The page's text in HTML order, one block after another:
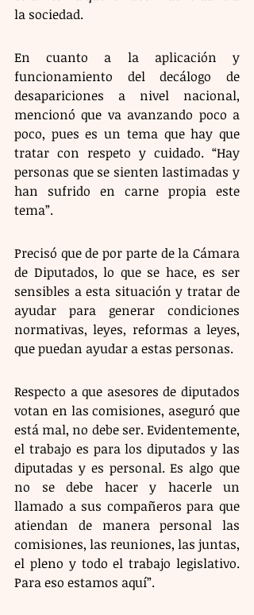
la sociedad.
En cuanto a la aplicación y
funcionamiento del decálogo de
desapariciones a nivel nacional,
mencionó que va avanzando poco a
poco, pues es un tema que hay que
tratar con respeto y cuidado. “Hay
personas que se sienten lastimadas y
han sufrido en carne propia este
tema”.
Precisó que de por parte de la Cámara
de Diputados, lo que se hace, es ser
sensibles a esta situación y tratar de
ayudar para generar condiciones
normativas, leyes, reformas a leyes,
que puedan ayudar a estas personas.
Respecto a que asesores de diputados
votan en las comisiones, aseguró que
está mal, no debe ser. Evidentemente,
el trabajo es para los diputados y las
diputadas y es personal. Es algo que
no se debe hacer y hacerle un
llamado a sus compañeros para que
atiendan de manera personal las
comisiones, las reuniones, las juntas,
el pleno y todo el trabajo legislativo.
Para eso estamos aquí”.